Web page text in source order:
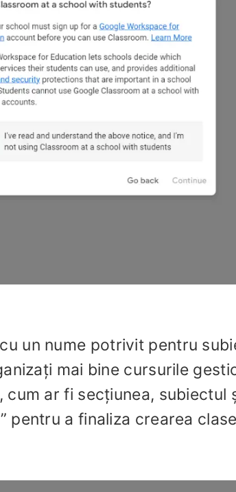
un nume potrivit pentru
mai bine cursurile
cum ar fi secțiunea, subiectul
pentru a finaliza crearea